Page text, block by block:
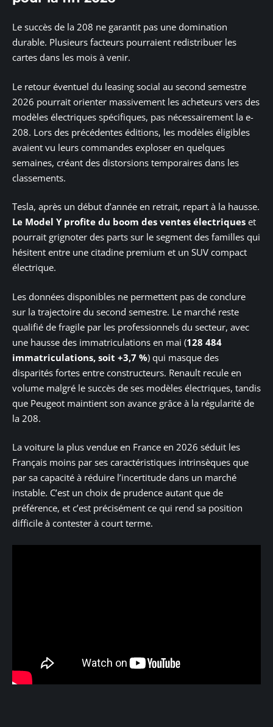
Le succès de la 208 ne garantit pas une domination
durable. Plusieurs facteurs pourraient redistribuer les
cartes dans les mois à venir.
Le retour éventuel du leasing social au second semestre
2026 pourrait orienter massivement les acheteurs vers des
modèles électriques spécifiques, pas nécessairement la e-
208. Lors des précédentes éditions, les modèles éligibles
avaient vu leurs commandes exploser en quelques
semaines, créant des distorsions temporaires dans les
classements.
Tesla, après un début d’année en retrait, repart à la hausse.
Le Model Y profite du boom des ventes électriques et
pourrait grignoter des parts sur le segment des familles qui
hésitent entre une citadine premium et un SUV compact
électrique.
Les données disponibles ne permettent pas de conclure
sur la trajectoire du second semestre. Le marché reste
qualifié de fragile par les professionnels du secteur, avec
une hausse des immatriculations en mai (128 484
immatriculations, soit +3,7 %) qui masque des
disparités fortes entre constructeurs. Renault recule en
volume malgré le succès de ses modèles électriques, tandis
que Peugeot maintient son avance grâce à la régularité de
la 208.
La voiture la plus vendue en France en 2026 séduit les
Français moins par ses caractéristiques intrinsèques que
par sa capacité à réduire l’incertitude dans un marché
instable. C’est un choix de prudence autant que de
préférence, et c’est précisément ce qui rend sa position
difficile à contester à court terme.